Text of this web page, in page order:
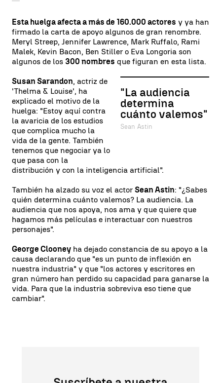
Esta huelga afecta a más de 160.000 actores y ya han
firmado la carta de apoyo algunos de gran renombre.
Meryl Streep, Jennifer Lawrence, Mark Ruffalo, Rami
Malek, Kevin Bacon, Ben Stiller o Eva Longoria son
algunos de los 300 nombres que figuran en esta lista.
"La audiencia
determina
cuánto valemos"
Sean Astin
Susan Sarandon, actriz de
'Thelma & Louise', ha
explicado el motivo de la
huelga: "Estoy aquí contra
la avaricia de los estudios
que complica mucho la
vida de la gente. También
tenemos que negociar ya lo
que pasa con la
distribución y con la inteligencia artificial".
También ha alzado su voz el actor Sean Astin: "¿Sabes
quién determina cuánto valemos? La audiencia. La
audiencia que nos apoya, nos ama y que quiere que
hagamos más películas e interactuar con nuestros
personajes".
George Clooney ha dejado constancia de su apoyo a la
causa declarando que "es un punto de inflexión en
nuestra industria" y que "los actores y escritores en
gran número han perdido su capacidad para ganarse la
vida. Para que la industria sobreviva eso tiene que
cambiar".